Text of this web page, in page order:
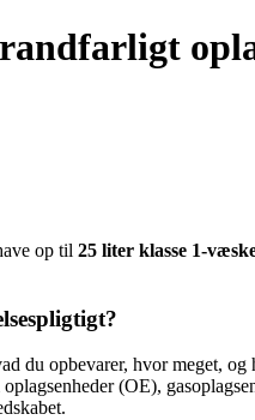
op til 25 liter klasse 1-
du opbevarer, hvor meget,
(OE),